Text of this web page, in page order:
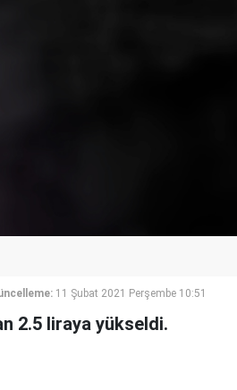
11 Şubat 2021 Perşembe 10:51
2.5 liraya yükseldi.